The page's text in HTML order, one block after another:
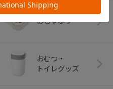
おしゃぶり
おむつ・
トイレグッズ